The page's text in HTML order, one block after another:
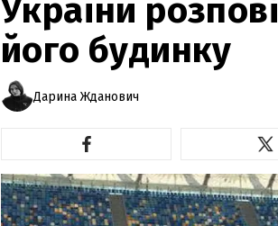
України
його будинку
Дарина Жданович